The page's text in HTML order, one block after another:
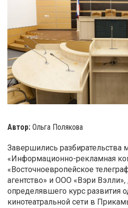
Автор: Ольга Полякова
Завершились
«Информационно-рекламная
«Восточноевропейское
агентство» и ООО «Вэри Вэлли»,
определявшего курс развития
кинотеатральной сети в